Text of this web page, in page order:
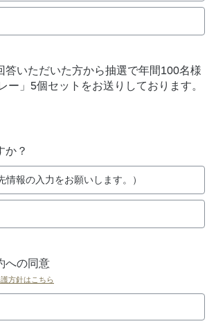
答いただいた方から抽選で年間100名様
ー」5個セットをお送りしております。
か？
情報の入力をお願いします。）
への同意
方針はこちら